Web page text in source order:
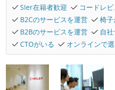
SIer在籍者歓迎
コードレ
B2Cのサービスを運営
椅
B2Bのサービスを運営
自
CTOがいる
オンラインで